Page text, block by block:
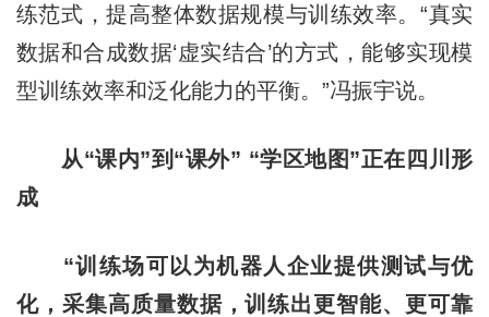
练范式，提高整体数据规模与训练效率。“真实
数据和合成数据‘虚实结合’的方式，能够实现模
型训练效率和泛化能力的平衡。”冯振宇说。
从“课内”到“课外” “学区地图”正在四川形
成
“训练场可以为机器人企业提供测试与优
化，采集高质量数据，训练出更智能、更可靠